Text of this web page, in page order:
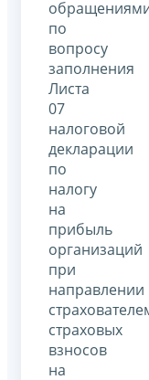
по
вопросу
заполнения
Листа
07
налоговой
декларации
по
налогу
на
прибыль
организаций
при
направлении
страховых
взносов
на